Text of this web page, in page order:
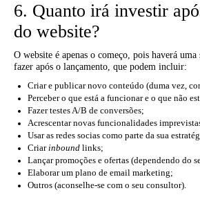
6. Quanto irá investir
do website?
O website é apenas o começo, pois haverá uma
fazer após o lançamento, que podem incluir:
Criar e publicar novo conteúdo (duma vez,
Perceber o que está a funcionar e o que não
Fazer testes A/B de conversões;
Acrescentar novas funcionalidades
Usar as redes socias como parte da sua
Criarinbound links;
Lançar promoções e ofertas (dependendo do
Elaborar um plano de email marketing;
Outros (aconselhe-se com o seu consultor).